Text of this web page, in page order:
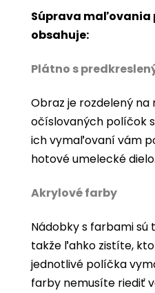
Súprava maľovania
obsahuje:
Plátno s
Obraz je rozdelený na
očíslovaných políčok
ich vymaľovaní vám
hotové umelecké dielo.
Akrylové farby
Nádobky s farbami sú
takže ľahko zistíte,
jednotlivé políčka
farby nemusíte riediť